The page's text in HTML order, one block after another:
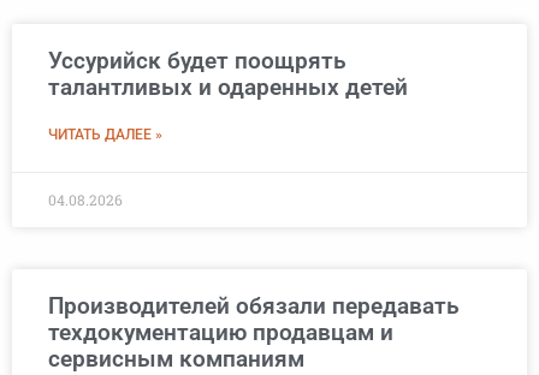
Уссурийск будет поощрять
талантливых и одаренных детей
ЧИТАТЬ ДАЛЕЕ »
04.08.2026
Производителей обязали передавать
техдокументацию продавцам и
сервисным компаниям